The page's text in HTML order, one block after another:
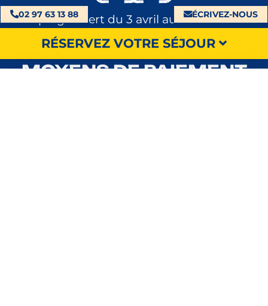
02 97 63 13 88 ÉCRIVEZ-NOUS
RÉSERVEZ VOTRE SÉJOUR
Camping ouvert du 3 avril au 1er novembre
2026
MOYENS DE PAIEMENT